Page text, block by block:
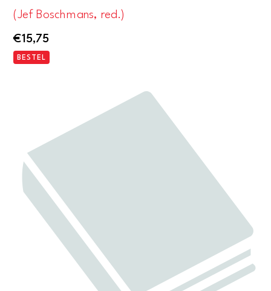
(Jef Boschmans, red.)
€15,75
BESTEL